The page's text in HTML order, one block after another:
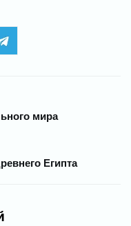
мира
Египта